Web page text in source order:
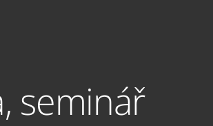
seminář